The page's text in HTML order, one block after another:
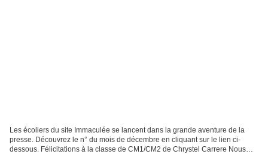
Les écoliers du site Immaculée se lancent dans la grande aventure de la
presse. Découvrez le n° du mois de décembre en cliquant sur le lien ci-
dessous. Félicitations à la classe de CM1/CM2 de Chrystel Carrere Nous